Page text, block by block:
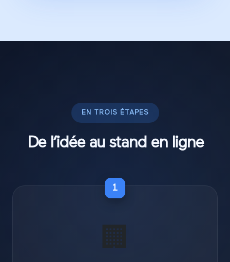
EN TROIS ÉTAPES
De l’idée au stand en ligne
1
🏢